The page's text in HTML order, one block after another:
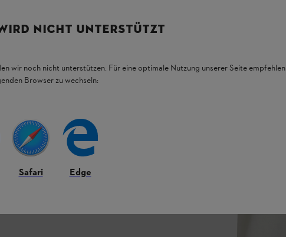
βαμβάκι σε φυσικό λευκό
στο μπροστινό αριστερό
NICHT UNTERSTÜTZT
wir noch nicht unterstützen. Für eine optimale Nutzung unserer Seite empfehlen
Browser zu wechseln:
Safari Edge